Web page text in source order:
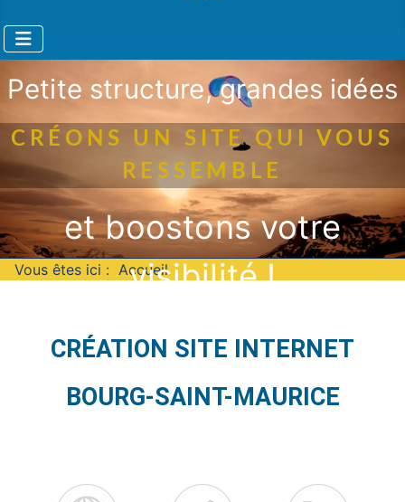
Petite structure, grandes idées
CRÉONS UN SITE QUI VOUS
RESSEMBLE
et boostons votre
visibilité !
Vous êtes ici : Accueil
CRÉATION SITE INTERNET
BOURG-SAINT-MAURICE